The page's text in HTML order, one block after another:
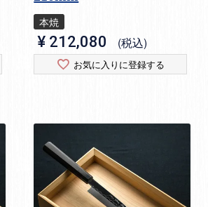
本焼
¥ 212,080 税込
お気に入りに登録する